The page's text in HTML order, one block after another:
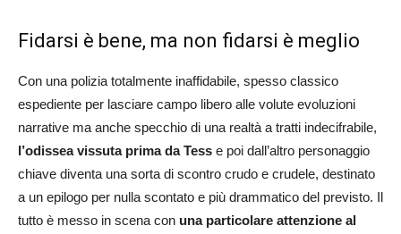
Fidarsi è bene, ma non fidarsi è meglio
Con una polizia totalmente inaffidabile, spesso classico
espediente per lasciare campo libero alle volute evoluzioni
narrative ma anche specchio di una realtà a tratti indecifrabile,
l’odissea vissuta prima da Tess e poi dall’altro personaggio
chiave diventa una sorta di scontro crudo e crudele, destinato
a un epilogo per nulla scontato e più drammatico del previsto. Il
tutto è messo in scena con una particolare attenzione al